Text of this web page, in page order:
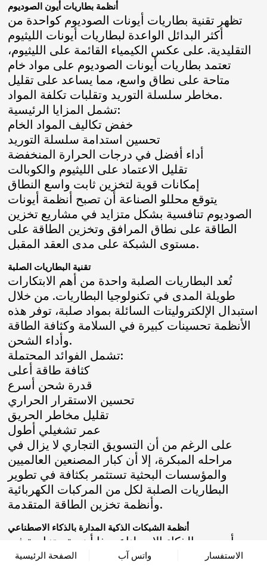
أنظمة بطاريات أيون الصوديوم
تظهر تقنية بطاريات أيونات الصوديوم كواحدة من
أكثر البدائل الواعدة لبطاريات أيونات الليثيوم
التقليدية. على عكس الكيمياء القائمة على الليثيوم،
تعتمد بطاريات أيونات الصوديوم على مواد خام
متاحة على نطاق واسع، مما يساعد على تقليل
مخاطر سلسلة التوريد وتقلبات تكلفة المواد.
تشمل المزايا الرئيسية:
خفض تكاليف المواد الخام
تحسين استدامة سلسلة التوريد
أداء أفضل في درجات الحرارة المنخفضة
تقليل الاعتماد على الليثيوم والكوبالت
إمكانات قوية لتخزين ثابت واسع النطاق
يتوقع محللو الصناعة أن تصبح أنظمة أيونات
الصوديوم تنافسية بشكل متزايد في مشاريع تخزين
الطاقة على نطاق المرافق وتخزين الطاقة على
مستوى الشبكة على مدى العقد المقبل.
تقنية البطاريات الصلبة
تُعد البطاريات الصلبة واحدة من أهم الابتكارات
طويلة المدى في تكنولوجيا البطاريات. من خلال
استبدال الإلكتروليتات السائلة بمواد صلبة، توفر هذه
الأنظمة تحسينات كبيرة في السلامة وكثافة الطاقة
وأداء الشحن.
تشمل الفوائد المحتملة:
كثافة طاقة أعلى
قدرة شحن أسرع
تحسين الاستقرار الحراري
تقليل مخاطر الحريق
عمر تشغيلي أطول
على الرغم من أن التسويق التجاري لا يزال في
مراحله المبكرة، إلا أن كبار المصنعين العالميين
والمؤسسات البحثية تستثمر بكثافة في تطوير
البطاريات الصلبة لكل من المركبات الكهربائية
وأنظمة تخزين الطاقة المتقدمة.
أنظمة الشبكات الذكية المدارة بالذكاء الاصطناعي
أصبحت الذكاء الاصطناعي ذا أهمية متزايدة في
إدارة شبكات الطاقة الحديثة. يمكن لمنصات الطاقة
الصفحة الرئيسية واتس آب الاستفسار